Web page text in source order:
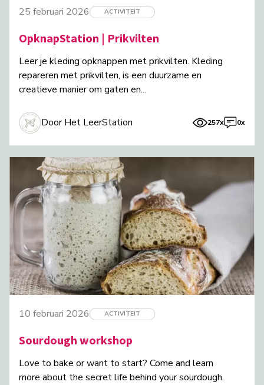
25 februari 2026 ACTIVITEIT
OpknapStation | Prikvilten
Leer je kleding opknappen met prikvilten. Kleding
repareren met prikvilten, is een duurzame en
creatieve manier om gaten en...
Door Het LeerStation 257x 0x
10 februari 2026 ACTIVITEIT
Sourdough workshop
Love to bake or want to start? Come and learn
more about the secret life behind your sourdough.